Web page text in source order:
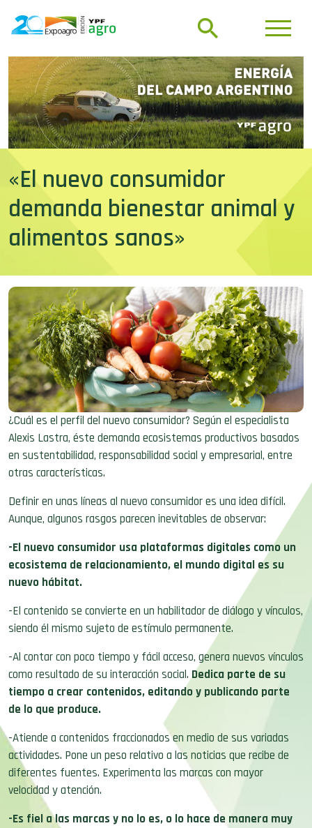
«El nuevo consumidor
demanda bienestar animal y
alimentos sanos»
¿Cuál es el perfil del nuevo consumidor? Según el especialista
Alexis Lastra, éste demanda ecosistemas productivos basados
en sustentabilidad, responsabilidad social y empresarial, entre
otras características.
Definir en unas líneas al nuevo consumidor es una idea difícil.
Aunque, algunos rasgos parecen inevitables de observar:
-El nuevo consumidor usa plataformas digitales como un
ecosistema de relacionamiento, el mundo digital es su
nuevo hábitat.
-El contenido se convierte en un habilitador de diálogo y vínculos,
siendo él mismo sujeto de estímulo permanente.
-Al contar con poco tiempo y fácil acceso, genera nuevos vínculos
como resultado de su interacción social.Dedica parte de su
tiempo a crear contenidos, editando y publicando parte
de lo que produce.
-Atiende a contenidos fraccionados en medio de sus variadas
actividades. Pone un peso relativo a las noticias que recibe de
diferentes fuentes. Experimenta las marcas con mayor
velocidad y atención.
-Es fiel a las marcas y no lo es, o lo hace de manera muy